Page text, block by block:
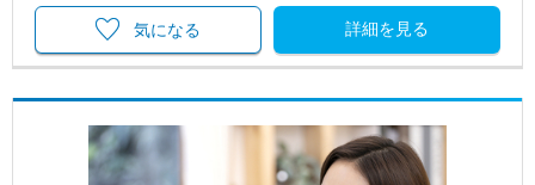
詳細を見る
気になる